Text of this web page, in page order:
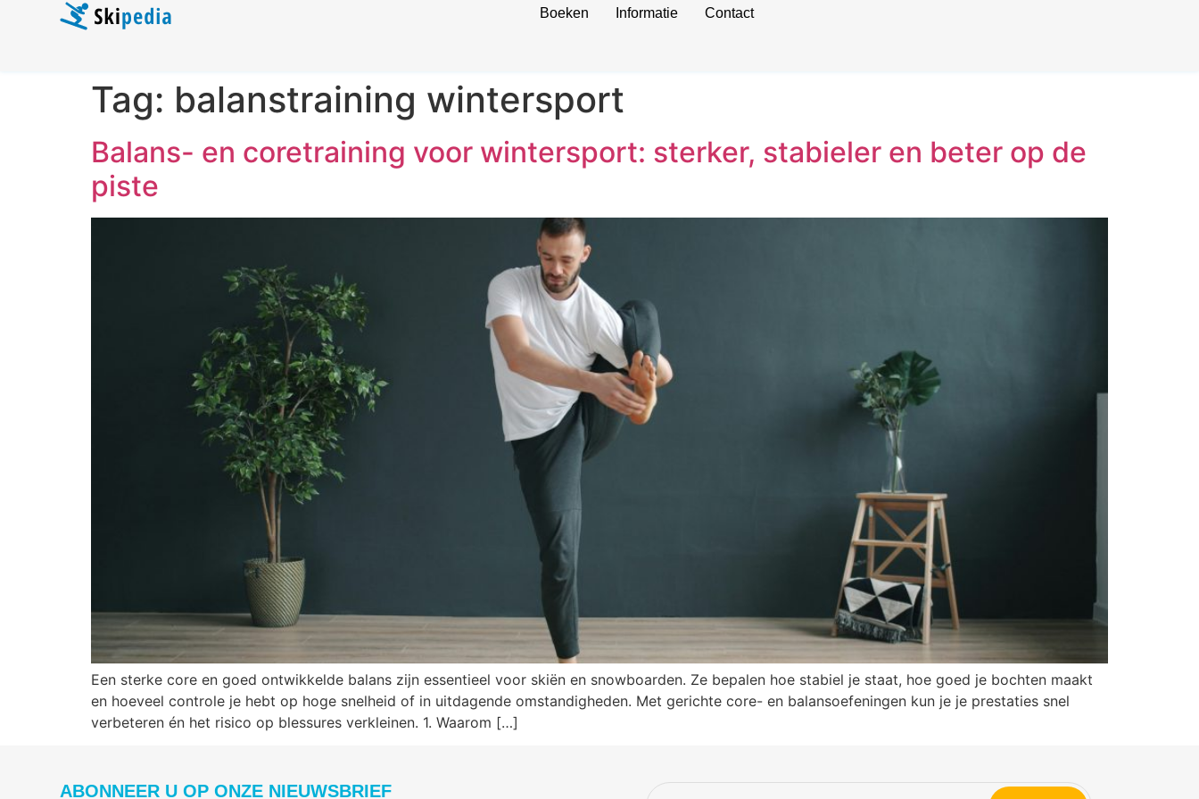
Boeken Informatie Contact
Tag: balanstraining wintersport
Balans- en coretraining voor wintersport: sterker, stabieler en beter op de
piste
Een sterke core en goed ontwikkelde balans zijn essentieel voor skiën en snowboarden. Ze bepalen hoe stabiel je staat, hoe goed je bochten maakt
en hoeveel controle je hebt op hoge snelheid of in uitdagende omstandigheden. Met gerichte core- en balansoefeningen kun je je prestaties snel
verbeteren én het risico op blessures verkleinen. 1. Waarom […]
ABONNEER U OP ONZE NIEUWSBRIEF